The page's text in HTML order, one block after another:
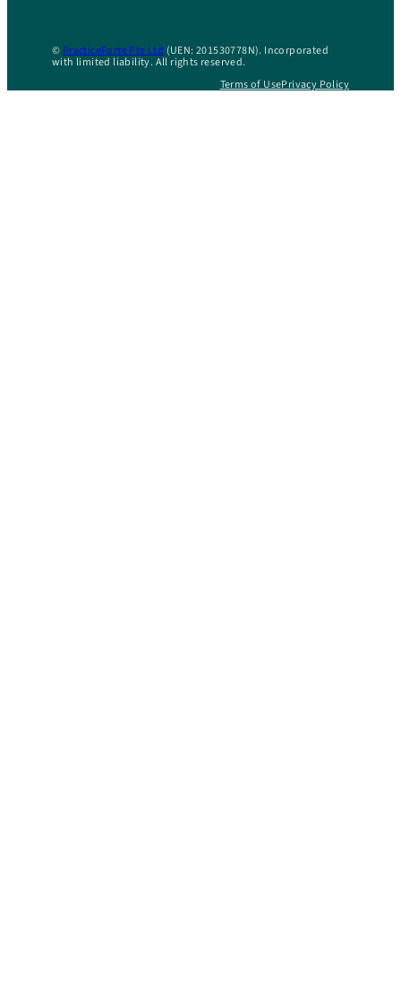
© PracticeForte Pte Ltd (UEN: 201530778N). Incorporated
with limited liability. All rights reserved.
Terms of UsePrivacy Policy